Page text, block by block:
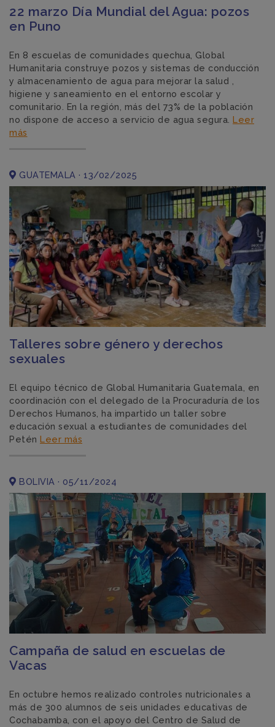
22 marzo Día Mundial del Agua: pozos
en Puno
En 8 escuelas de comunidades quechua, Global
Humanitaria construye pozos y sistemas de conducción
y almacenamiento de agua para mejorar la salud ,
higiene y saneamiento en el entorno escolar y
comunitario. En la región, más del 73% de la población
no dispone de acceso a servicio de agua segura. Leer
más
GUATEMALA · 13/02/2025
Talleres sobre género y derechos
sexuales
El equipo técnico de Global Humanitaria Guatemala, en
coordinación con el delegado de la Procuraduría de los
Derechos Humanos, ha impartido un taller sobre
educación sexual a estudiantes de comunidades del
Petén Leer más
BOLIVIA · 05/11/2024
Campaña de salud en escuelas de
Vacas
En octubre hemos realizado controles nutricionales a
más de 300 alumnos de seis unidades educativas de
Cochabamba, con el apoyo del Centro de Salud de